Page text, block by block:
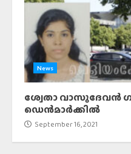
News
ശ്വേതാ വാസുദേവൻ
ഡെൻമാർക്കിൽ
September 16, 2021